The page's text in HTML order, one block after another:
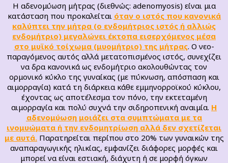
Η αδενομύωση μήτρας (διεθνώς: adenomyosis) είναι μια
κατάσταση που προκαλείται όταν ο ιστός που κανονικά
καλύπτει την μήτρα (ο ενδομήτριος ιστός ή αλλιώς
ενδομήτριο) μεγαλώνει έκτοπα εισερχόμενος μέσα
στο μυϊκό τοίχωμα (μυομήτριο) της μήτρας. Ο νεο-
παραγόμενος αυτός αλλά μετατοπισμένος ιστός, συνεχίζει
να δρα κανονικά ως ενδομήτριο ακολουθώντας τον
ορμονικό κύκλο της γυναίκας (με πύκνωση, απόσπαση και
αιμορραγία) κατά τη διάρκεια κάθε εμμηνορροϊκού κύκλου,
έχοντας ως αποτέλεσμα τον πόνο, την εκτεταμένη
αιμορραγία και πολύ συχνά την σιδηροπενική αναιμία. Η
αδενομύωση μοιάζει στα συμπτώματα με τα
ινομυώματα ή την ενδομητρίωση αλλά δεν σχετίζεται
με αυτά.Παρατηρείται περίπου στο 20% των γυναικών της
αναπαραγωγικής ηλικίας, εμφανίζει διάφορες μορφές και
μπορεί να είναι εστιακή, διάχυτη ή σε μορφή όγκων